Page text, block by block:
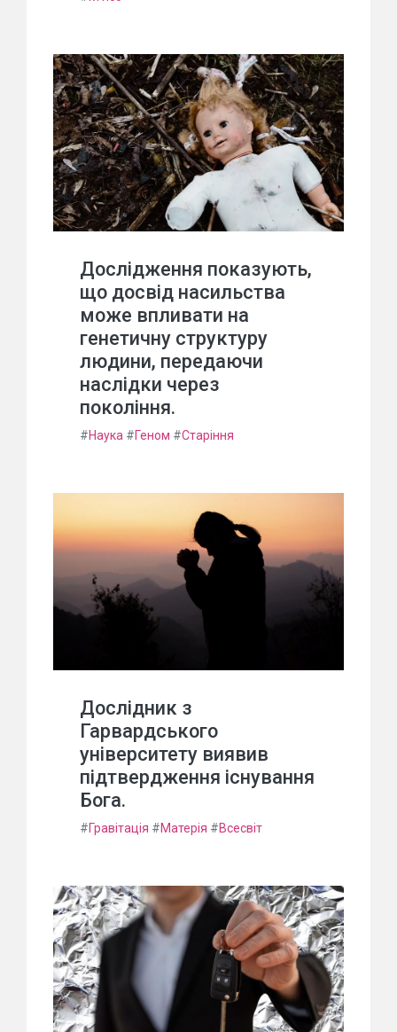
Дослідження показують,
що досвід насильства
може впливати на
генетичну структуру
людини, передаючи
наслідки через
покоління.
#Наука #Геном #Старіння
Дослідник з
Гарвардського
університету виявив
підтвердження існування
Бога.
#Гравітація #Матерія #Всесвіт